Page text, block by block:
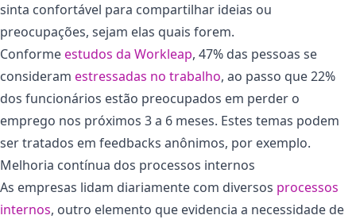
sinta confortável para compartilhar ideias ou
preocupações, sejam elas quais forem.
Conformeestudos da Workleap, 47% das pessoas se
consideram estressadas no trabalho, ao passo que 22%
dos funcionários estão preocupados em perder o
emprego nos próximos 3 a 6 meses. Estes temas podem
ser tratados em feedbacks anônimos, por exemplo.
Melhoria contínua dos processos internos
As empresas lidam diariamente com diversos processos
internos, outro elemento que evidencia a necessidade de